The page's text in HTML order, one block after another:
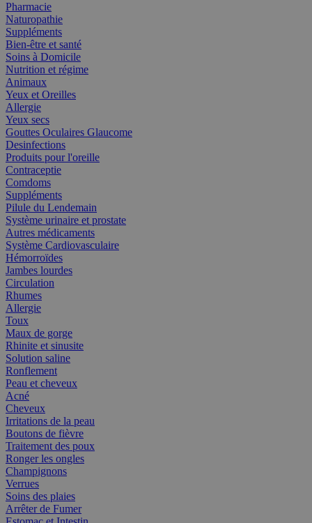
Pharmacie
Naturopathie
Suppléments
Bien-être et santé
Soins à Domicile
Nutrition et régime
Animaux
Yeux et Oreilles
Allergie
Yeux secs
Gouttes Oculaires Glaucome
Desinfections
Produits pour l'oreille
Contraceptie
Comdoms
Suppléments
Pilule du Lendemain
Système urinaire et prostate
Autres médicaments
Système Cardiovasculaire
Hémorroïdes
Jambes lourdes
Circulation
Rhumes
Allergie
Toux
Maux de gorge
Rhinite et sinusite
Solution saline
Ronflement
Peau et cheveux
Acné
Cheveux
Irritations de la peau
Boutons de fièvre
Traitement des poux
Ronger les ongles
Champignons
Verrues
Soins des plaies
Arrêter de Fumer